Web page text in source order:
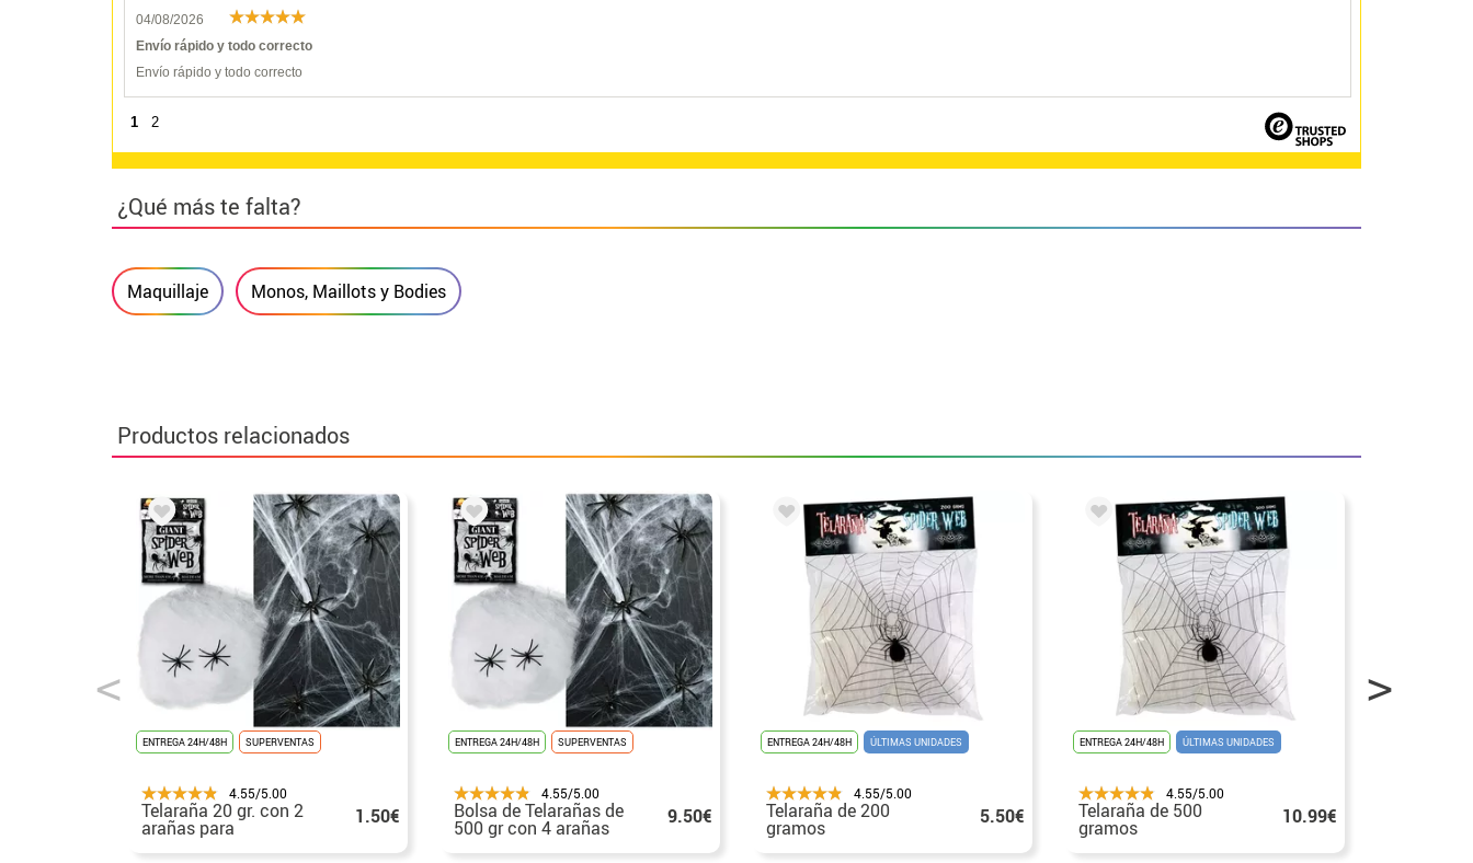
04/08/2026
Envío rápido y todo correcto
Envío rápido y todo correcto
1 2
¿Qué más te falta?
Maquillaje Monos, Maillots y Bodies
Productos relacionados
ENTREGA 24H/48H SUPERVENTAS
4.55/5.00
Telaraña 20 gr. con 2
arañas para
decoración de
1.50€
ENTREGA 24H/48H SUPERVENTAS
4.55/5.00
Bolsa de Telarañas de
500 gr con 4 arañas
para decorar
9.50€
ENTREGA 24H/48H ÚLTIMAS UNIDADES
4.55/5.00
Telaraña de 200
gramos 5.50€
ENTREGA 24H/48H ÚLTIMAS UNIDADES
4.55/5.00
Telaraña de 500
gramos 10.99€